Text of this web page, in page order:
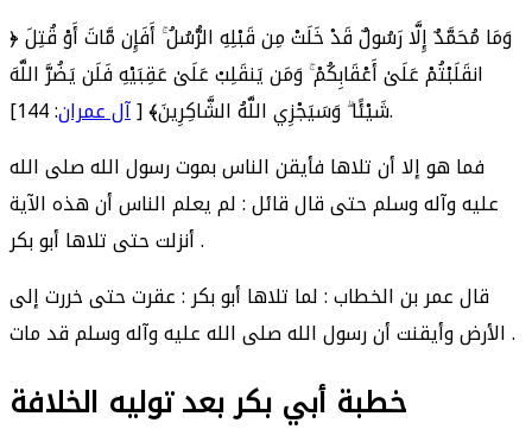
﴿ وَمَا مُحَمَّدٌ إِلَّا رَسُولٌ قَدْ خَلَتْ مِن قَبْلِهِ الرُّسُلُ ۚ أَفَإِن مَّاتَ أَوْ قُتِلَ
انقَلَبْتُمْ عَلَىٰ أَعْقَابِكُمْ ۚ وَمَن يَنقَلِبْ عَلَىٰ عَقِبَيْهِ فَلَن يَضُرَّ اللَّهَ
شَيْئًا ۗ وَسَيَجْزِي اللَّهُ الشَّاكِرِينَ﴾ [آل عمران
: 144].
فما هو إلا أن تلاها فأيقن الناس بموت رسول الله صلى الله
عليه وآله وسلم حتى قال قائل : لم يعلم الناس أن هذه الآية
أنزلت حتى تلاها أبو بكر .
قال عمر بن الخطاب : لما تلاها أبو بكر : عقرت حتى خررت إلى
الأرض وأيقنت أن رسول الله صلى الله عليه وآله وسلم قد مات .
خطبة أبي بكر بعد توليه الخلافة